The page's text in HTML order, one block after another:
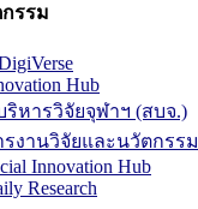
รรม
Hub
ริหารวิจัยจุฬาฯ (สบจ.)
งานวิจัยและนวัตกรรม
Innovation Hub
Research